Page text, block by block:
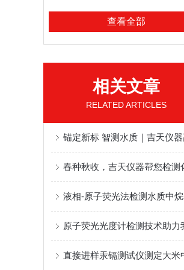
查看全部
相关文章
RELATED ARTICLES